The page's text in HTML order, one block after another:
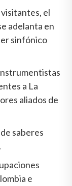
el
adelanta en
sinfónico
a La
aliados de
saberes
e